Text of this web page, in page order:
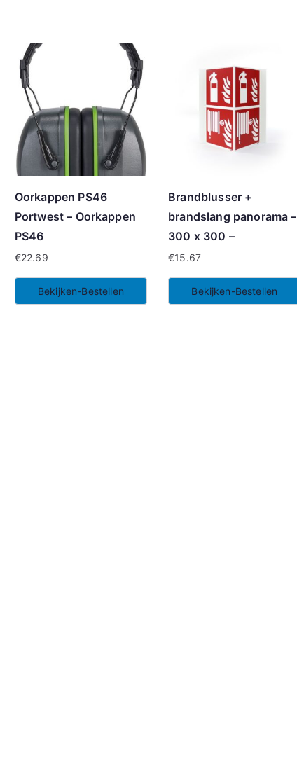
Oorkappen PS46
Portwest – Oorkappen
PS46
€22.69
Bekijken-Bestellen
Brandblusser +
brandslang panorama –
300 x 300 –
€15.67
Bekijken-Bestellen